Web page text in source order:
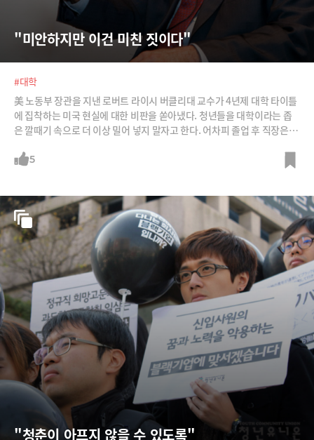
"미안하지만 이건 미친 짓이다"
#대학
美 노동부 장관을 지낸 로버트 라이시 버클리대 교수가 4년제 대학 타이틀
에 집착하는 미국 현실에 대한 비판을 쏟아냈다. 청년들을 대학이라는 좁
은 깔때기 속으로 더 이상 밀어 넣지 말자고 한다. 어차피 졸업 후 직장은 대
CC, 머니투데이
5
"청춘이 아프지 않을 수 있도록"